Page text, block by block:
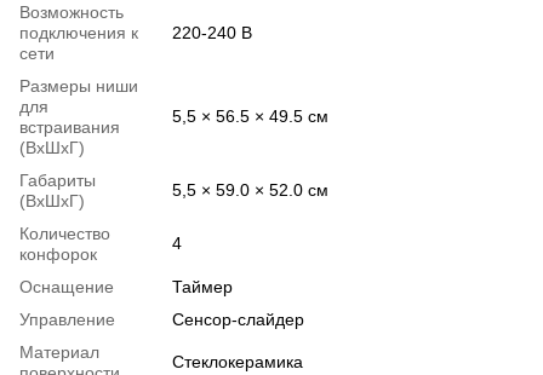
Возможность
подключения к
сети
220-240 В
Размеры ниши
для
встраивания
(ВхШхГ)
5,5 × 56.5 × 49.5 см
Габариты
(ВхШхГ)
5,5 × 59.0 × 52.0 см
Количество
конфорок
4
Оснащение
Таймер
Управление
Сенсор-слайдер
Материал
Стеклокерамика